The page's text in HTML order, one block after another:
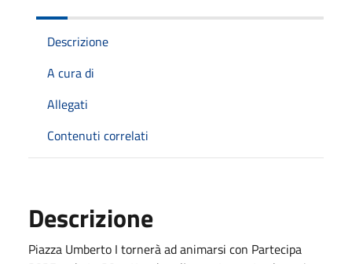
Descrizione
A cura di
Allegati
Contenuti correlati
Descrizione
Piazza Umberto I tornerà ad animarsi con Partecipa